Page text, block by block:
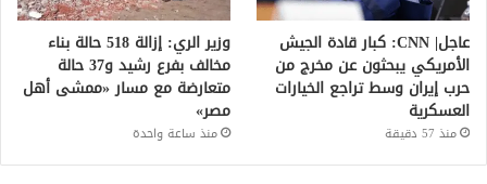
عاجل| CNN: كبار قادة الجيش
الأمريكي يبحثون عن مخرج من
حرب إيران وسط تراجع الخيارات
العسكرية
منذ 57 دقيقة
وزير الري: إزالة 518 حالة بناء
مخالف بفرع رشيد و37 حالة
متعارضة مع مسار «ممشى أهل
مصر»
منذ ساعة واحدة